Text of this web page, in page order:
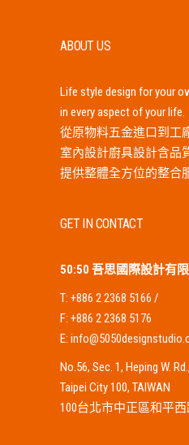
ABOUT US
Life style design for your
in every aspect of your life.
從原物料五金進口到工
室內設計廚具設計含品
提供整體全方位的整合
GET IN CONTACT
50:50 吾思國際設計有
T: +886 2 2368 5166 /
F: +886 2 2368 5176
E:
No.56, Sec. 1, Heping W.
Taipei City 100, TAIWAN
100台北市中正區和平